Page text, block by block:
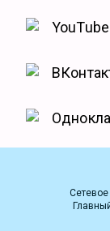
YouTube